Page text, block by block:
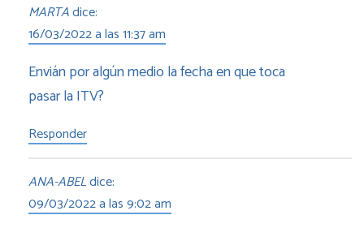
MARTAdice:
16/03/2022 a las 11:37 am
Envián por algún medio la fecha en que toca
pasar la ITV?
Responder
ANA-ABELdice:
09/03/2022 a las 9:02 am